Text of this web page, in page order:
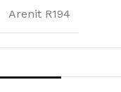
Arenit R194